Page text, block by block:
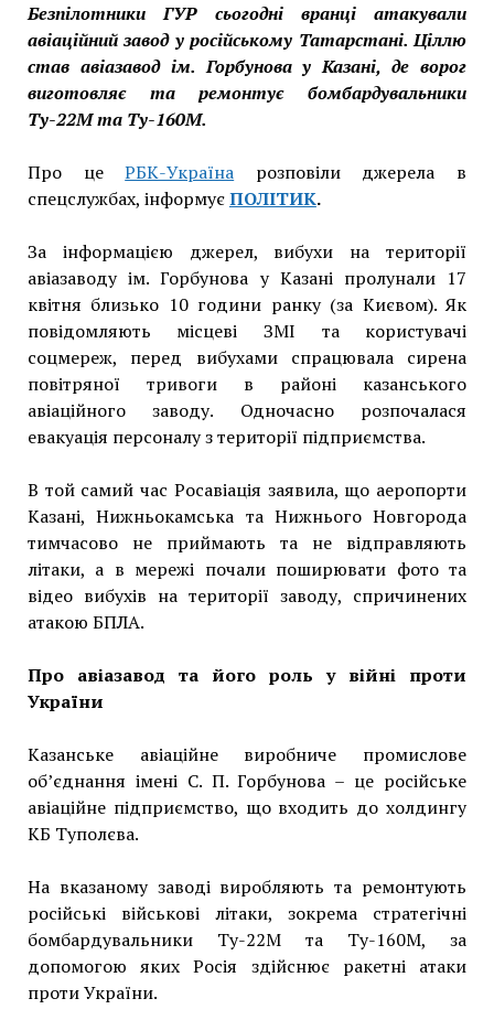
Безпілотники ГУР сьогодні вранці атакували
авіаційний завод у російському Татарстані. Ціллю
став авіазавод ім. Горбунова у Казані, де ворог
виготовляє та ремонтує бомбардувальники
Ту-22М та Ту-160М.
Про цеРБК-Україна розповіли джерела в
спецслужбах, інформуєПОЛІТИК.
За інформацією джерел, вибухи на території
авіазаводу ім. Горбунова у Казані пролунали 17
квітня близько 10 години ранку (за Києвом). Як
повідомляють місцеві ЗМІ та користувачі
соцмереж, перед вибухами спрацювала сирена
повітряної тривоги в районі казанського
авіаційного заводу. Одночасно розпочалася
евакуація персоналу з території підприємства.
В той самий час Росавіація заявила, що аеропорти
Казані, Нижньокамська та Нижнього Новгорода
тимчасово не приймають та не відправляють
літаки, а в мережі почали поширювати фото та
відео вибухів на території заводу, спричинених
атакою БПЛА.
Про авіазавод та його роль у війні проти
України
Казанське авіаційне виробниче промислове
об’єднання імені С. П. Горбунова – це російське
авіаційне підприємство, що входить до холдингу
КБ Туполєва.
На вказаному заводі виробляють та ремонтують
російські військові літаки, зокрема стратегічні
бомбардувальники Ту-22М та Ту-160М, за
допомогою яких Росія здійснює ракетні атаки
проти України.